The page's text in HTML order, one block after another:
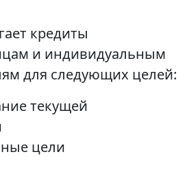
кредиты
и индивидуальным
для следующих целей:
текущей
цели